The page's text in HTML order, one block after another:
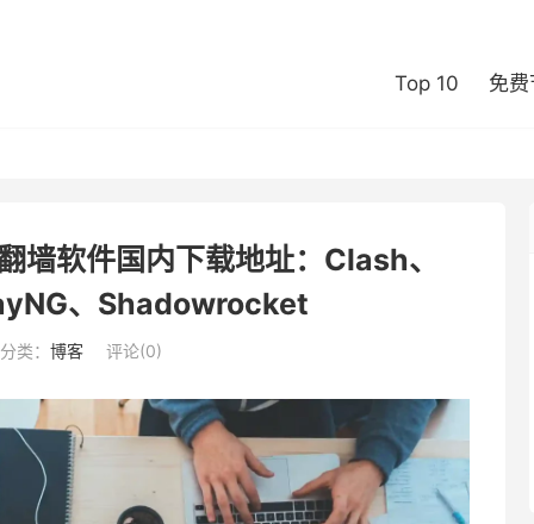
Top 10 免
软件国内下载地址：Clash、
、Shadowrocket
分类： 博客 评论(0)